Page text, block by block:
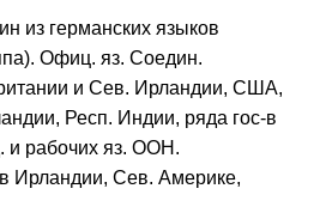
из германских языков
Офиц. яз. Соедин.
и Сев. Ирландии, США,
Респ. Индии, ряда гос-в
и рабочих яз. ООН.
Ирландии, Сев. Америке,